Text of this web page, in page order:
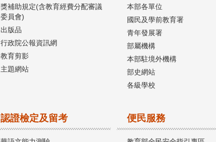
獎補助規定(含教育經費分配審議
委員會)
出版品
行政院公報資訊網
教育剪影
主題網站
本部各單位
國民及學前教育署
青年發展署
部屬機構
本部駐境外機構
部史網站
各級學校
認證檢定及留考 便民服務